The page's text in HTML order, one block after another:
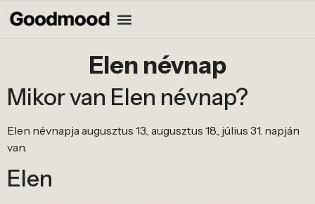
Elen névnap
Mikor van Elen névnap?
Elen névnapja augusztus 13., augusztus 18., július 31. napján
van.
Elen